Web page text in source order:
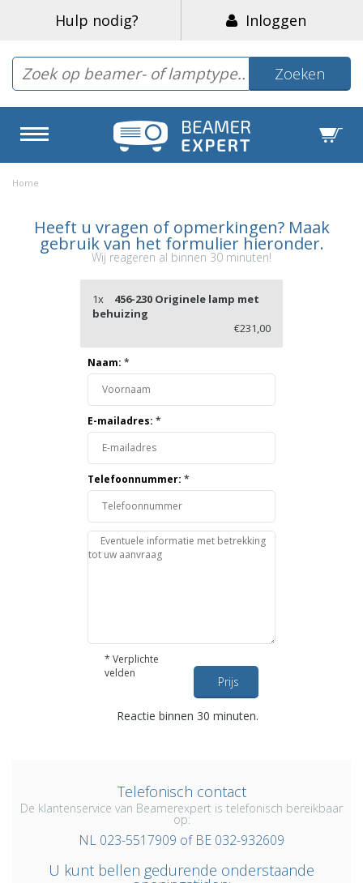
Hulp nodig? Inloggen
Zoeken
Home
Heeft u vragen of opmerkingen? Maak
gebruik van het formulier hieronder.
Wij reageren al binnen 30 minuten!
1x
456-230 Originele lamp met
behuizing
€231,00
Naam: *
E-mailadres: *
Telefoonnummer: *
* Verplichte
velden
Prijs
opvragen
Reactie binnen 30 minuten.
Telefonisch contact
De klantenservice van Beamerexpert is telefonisch bereikbaar
op:
NL 023-5517909 of BE 032-932609
U kunt bellen gedurende onderstaande